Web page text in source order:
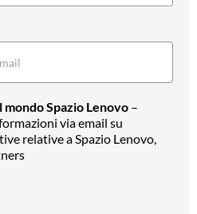
mondo Spazio Lenovo –
via email su
relative a Spazio Lenovo,